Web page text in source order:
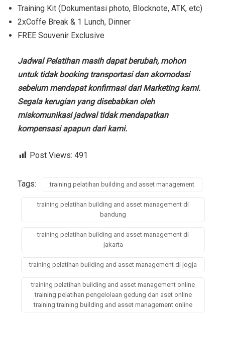
Training Kit (Dokumentasi photo, Blocknote, ATK, etc)
2xCoffe Break & 1 Lunch, Dinner
FREE Souvenir Exclusive
Jadwal Pelatihan masih dapat berubah, mohon
untuk tidak booking transportasi dan akomodasi
sebelum mendapat konfirmasi dari Marketing kami.
Segala kerugian yang disebabkan oleh
miskomunikasi jadwal tidak mendapatkan
kompensasi apapun dari kami.
Post Views: 491
Tags: training pelatihan building and asset management
training pelatihan building and asset management di
bandung
training pelatihan building and asset management di
jakarta
training pelatihan building and asset management di jogja
training pelatihan building and asset management online
training pelatihan pengelolaan gedung dan aset online
training training building and asset management online